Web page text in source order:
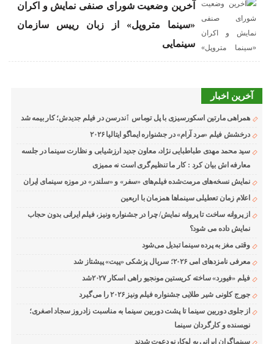
آخرین وضعیت شورای صنفی نمایش و اکران
«سینما متروپل» از زبان رییس سازمان
سینمایی
آخرین اخبار
همراهی مارتین اسکورسیزی با پل توماس ٱندرسن در فیلم جدیدش؛ کار بیمه شد
درخشش فیلم «مرد آرام» در جشنواره ایماگو ایتالیا ۲۰۲۶
سید محمد مهدی طباطبایی نژاد، معاون جدید ارزشیابی و نظارت سینما در جلسه
معارفه اش بیان کرد : کار ما تنظیم‌گری است نه ممیزی
نمایش نسخه‌های مرمت‌شده فیلم‌های «سفر» و «سلندر» در موزه سینمای ایران
اعلام زمان تعطیلی سینماها همزمان با اربعین
از پروانه ساخت تا پروانه نمایش/ چرا در جشنواره ونیز، فیلم ایرانی بدون حجاب
نمایش داده می شود؟
وقتی مغز به پرده سینما تبدیل می‌شود
معرفی نامزدهای امی ۲۰۲۶؛ سریال پزشکی «پیت» پیشتاز شد
فیلم «فیورد» ساخته کریستین مونجیو راهی اسکار ۲۰۲۷شد
جورج کلونی شیر طلایی جشنواره فیلم ونیز ۲۰۲۶ را می‌گیرد
از جلوی دوربین سینما تا پشت دوربین سینما به مناسبت زادروز سجاد اصغری؛
نویسنده و کارگردان سینما
سینماگران ایرانی به لوکارنو دعوت شدند